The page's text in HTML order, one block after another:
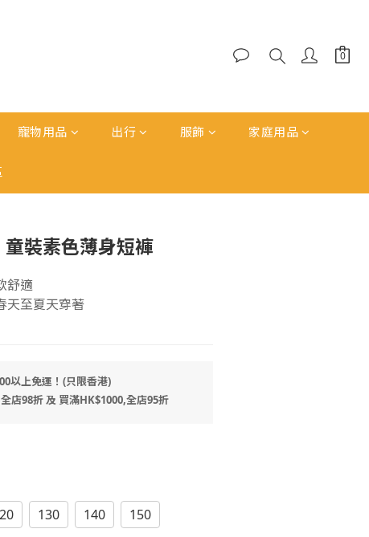
寵物用品 出行 服飾 家庭用品
裝素色薄身短褲
舒適
天至夏天穿著
以上免運！(只限香港)
店98折 及 買滿HK$1000,全店95折
130 140 150